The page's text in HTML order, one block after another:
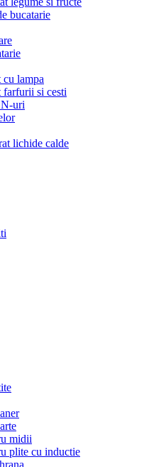
bucatarie
cu lampa
farfurii si cesti
uri
lichide calde
midii
plite cu inductie